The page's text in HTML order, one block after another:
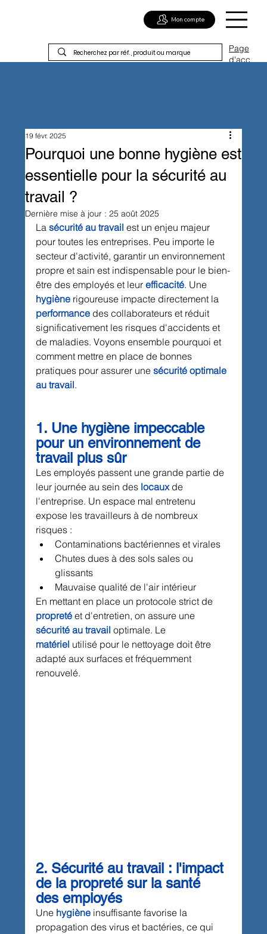
Page
d'acc
Mon compte
Pourquoi une bonne hygiène est
essentielle pour la sécurité au
travail ?
19 févr. 2025
Dernière mise à jour :25 août 2025
La sécurité au travail est un enjeu majeur
pour toutes les entreprises. Peu importe le
secteur d'activité, garantir un environnement
propre et sain est indispensable pour le bien-
être des employés et leur efficacité. Une
hygiène rigoureuse impacte directement la
performance des collaborateurs et réduit
significativement les risques d'accidents et
de maladies. Voyons ensemble pourquoi et
comment mettre en place de bonnes
pratiques pour assurer une sécurité optimale
au travail.
1. Une hygiène impeccable
pour un environnement de
travail plus sûr
Les employés passent une grande partie de
leur journée au sein des locaux de
l'entreprise. Un espace mal entretenu
expose les travailleurs à de nombreux
risques :
Contaminations bactériennes et virales
Chutes dues à des sols sales ou
glissants
Mauvaise qualité de l'air intérieur
En mettant en place un protocole strict de
propreté et d'entretien, on assure une
sécurité au travail optimale. Le
matériel utilisé pour le nettoyage doit être
adapté aux surfaces et fréquemment
renouvelé.
2. Sécurité au travail : l'impact
de la propreté sur la santé
des employés
Une hygiène insuffisante favorise la
propagation des virus et bactéries, ce qui